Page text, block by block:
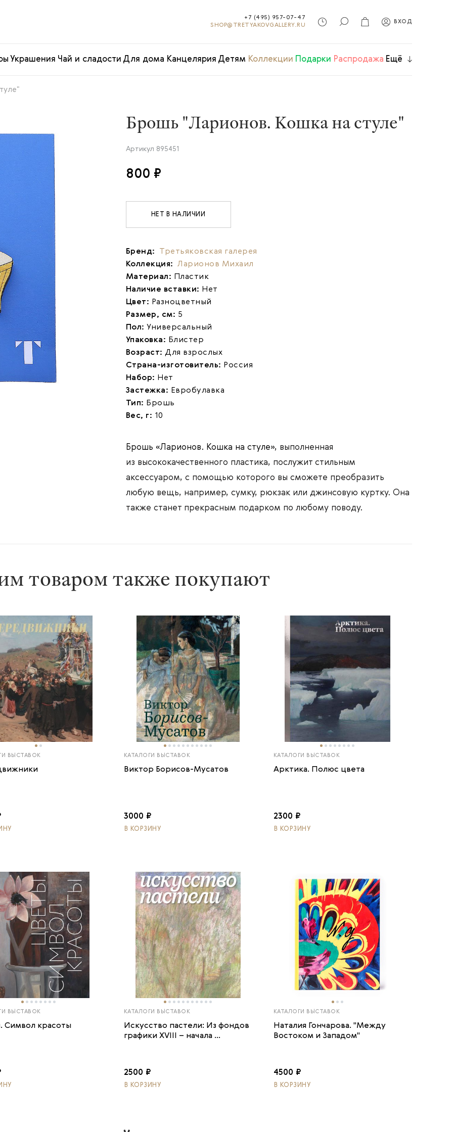
+7 (495) 957-07-47
SHOP@TRETYAKOVGALLERY.RU
ВХОД
Украшения Чай и сладости Для дома Канцелярия Детям Коллекции Подарки Распродажа Ещё
Брошь "Ларионов. Кошка на стуле"
Артикул 895451
800 ₽
НЕТ В НАЛИЧИИ
Бренд: Третьяковская галерея
Коллекция:Ларионов Михаил
Материал: Пластик
Наличие вставки: Нет
Цвет: Разноцветный
Размер, см: 5
Пол: Универсальный
Упаковка: Блистер
Возраст:Для взрослых
Страна-изготовитель: Россия
Набор: Нет
Застежка: Евробулавка
Тип: Брошь
Вес, г: 10
Брошь «Ларионов. Кошка на стуле», выполненная
из высококачественного пластика, послужит стильным
аксессуаром, с помощью которого вы сможете преобразить
любую вещь, например, сумку, рюкзак или джинсовую куртку. Она
также станет прекрасным подарком по любому поводу.
товаром также покупают
ВЫСТАВОК КАТАЛОГИ ВЫСТАВОК
Виктор Борисов-Мусатов
3000 ₽
В КОРЗИНУ
КАТАЛОГИ ВЫСТАВОК
Арктика. Полюс цвета
2300 ₽
В КОРЗИНУ
ВЫСТАВОК
Символ красоты
КАТАЛОГИ ВЫСТАВОК
Искусство пастели: Из фондов
графики XVIII – начала ...
2500 ₽
В КОРЗИНУ
КАТАЛОГИ ВЫСТАВОК
Наталия Гончарова. "Между
Востоком и Западом"
4500 ₽
В КОРЗИНУ